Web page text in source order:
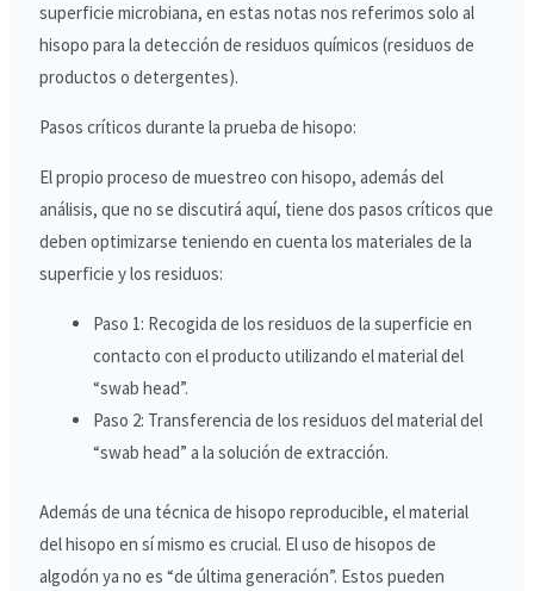
superficie microbiana, en estas notas nos referimos solo al
hisopo para la detección de residuos químicos (residuos de
productos o detergentes).
Pasos críticos durante la prueba de hisopo:
El propio proceso de muestreo con hisopo, además del
análisis, que no se discutirá aquí, tiene dos pasos críticos que
deben optimizarse teniendo en cuenta los materiales de la
superficie y los residuos:
Paso 1: Recogida de los residuos de la superficie en
contacto con el producto utilizando el material del
“swab head”.
Paso 2: Transferencia de los residuos del material del
“swab head” a la solución de extracción.
Además de una técnica de hisopo reproducible, el material
del hisopo en sí mismo es crucial. El uso de hisopos de
algodón ya no es “de última generación”. Estos pueden